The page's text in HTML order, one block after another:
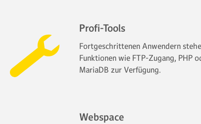
Profi-Tools
Fortgeschrittenen Anwendern
Funktionen wie FTP-Zugang, PHP
MariaDB zur Verfügung.
Webspace